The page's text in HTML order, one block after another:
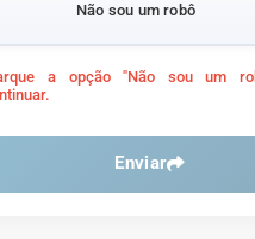
Não sou um robô
a opção "Não sou um
Enviar